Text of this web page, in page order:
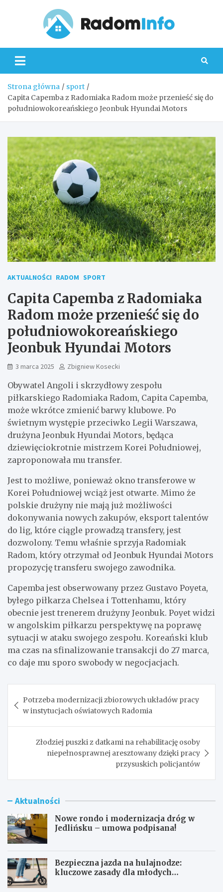
Strona główna
sport
Capita Capemba z Radomiaka Radom może przenieść się do
południowokoreańskiego Jeonbuk Hyundai Motors
AKTUALNOŚCI RADOM SPORT
Capita Capemba z Radomiaka
Radom może przenieść się do
południowokoreańskiego
Jeonbuk Hyundai Motors
3 marca 2025 Zbigniew Kosecki
Obywatel Angoli i skrzydłowy zespołu
piłkarskiego Radomiaka Radom, Capita Capemba,
może wkrótce zmienić barwy klubowe. Po
świetnym występie przeciwko Legii Warszawa,
drużyna Jeonbuk Hyundai Motors, będąca
dziewięciokrotnie mistrzem Korei Południowej,
zaproponowała mu transfer.
Jest to możliwe, ponieważ okno transferowe w
Korei Południowej wciąż jest otwarte. Mimo że
polskie drużyny nie mają już możliwości
dokonywania nowych zakupów, eksport talentów
do lig, które ciągle prowadzą transfery, jest
dozwolony. Temu właśnie sprzyja Radomiak
Radom, który otrzymał od Jeonbuk Hyundai Motors
propozycję transferu swojego zawodnika.
Capemba jest obserwowany przez Gustavo Poyeta,
byłego piłkarza Chelsea i Tottenhamu, który
obecnie jest trenerem drużyny Jeonbuk. Poyet widzi
w angolskim piłkarzu perspektywę na poprawę
sytuacji w ataku swojego zespołu. Koreański klub
ma czas na sfinalizowanie transakcji do 27 marca,
co daje mu sporo swobody w negocjacjach.
wpisu
Potrzeba modernizacji zbiorowych układów pracy
w instytucjach oświatowych Radomia
Złodziej puszki z datkami na rehabilitację osoby
niepełnosprawnej aresztowany dzięki pracy
przysuskich policjantów
Aktualności
Nowe rondo i modernizacja dróg w
Jedlińsku – umowa podpisana!
Bezpieczna jazda na hulajnodze:
kluczowe zasady dla młodych